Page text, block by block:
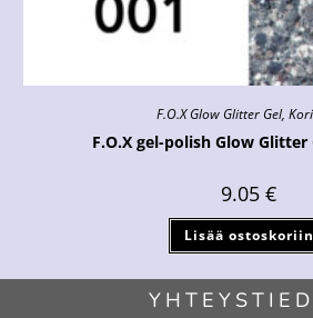
F.O.X Glow Glitter Gel,
F.O.X gel-polish Glow Glitter
9.05 €
Lisää ostoskoriin